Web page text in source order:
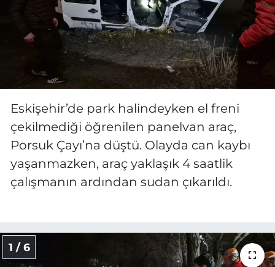
Eskişehir’de park halindeyken el freni
çekilmediği öğrenilen panelvan araç,
Porsuk Çayı’na düştü. Olayda can kaybı
yaşanmazken, araç yaklaşık 4 saatlik
çalışmanın ardından sudan çıkarıldı.
1 / 6